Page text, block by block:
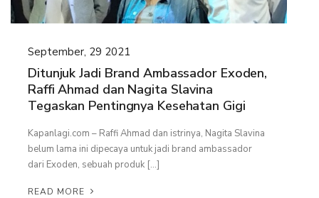
September, 29 2021
Ditunjuk Jadi Brand Ambassador Exoden,
Raffi Ahmad dan Nagita Slavina
Tegaskan Pentingnya Kesehatan Gigi
Kapanlagi.com – Raffi Ahmad dan istrinya, Nagita Slavina
belum lama ini dipecaya untuk jadi brand ambassador
dari Exoden, sebuah produk […]
READ MORE